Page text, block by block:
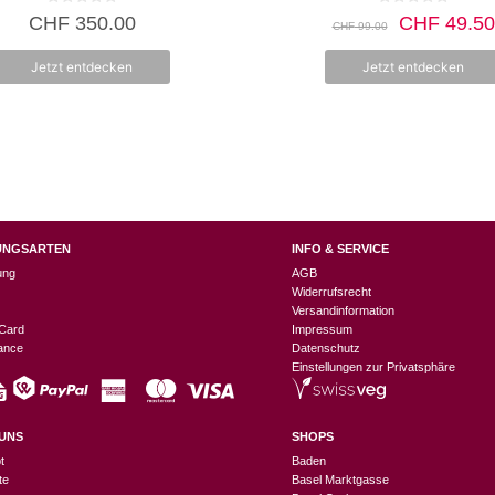
0
v
5
CHF350.00
Jetzt entdecken
v
5
CHF99.00 CHF49.50
Jetzt entdecken
INFO & SERVICE
AGB
Widerrufsrecht
Versandinformation
Impressum
Datenschutz
Einstellungen zur Privatsphäre
SHOPS
Baden
Basel Marktgasse